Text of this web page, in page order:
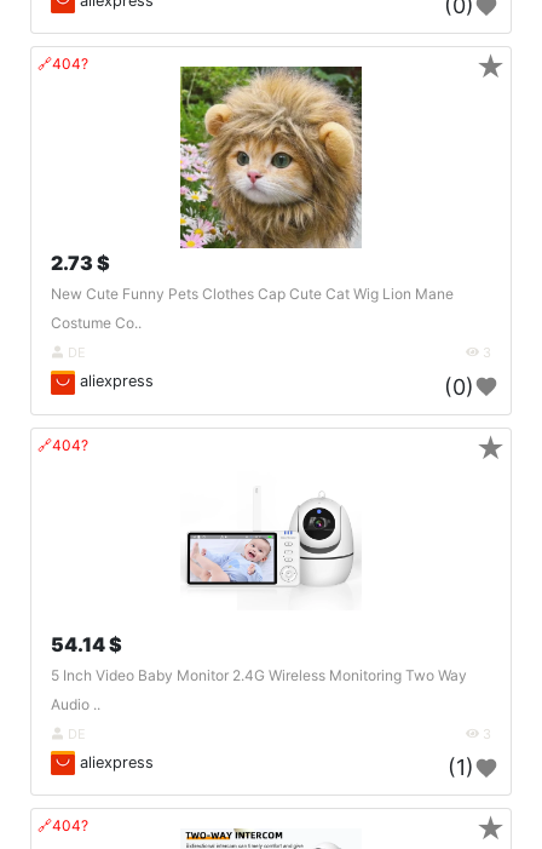
(0)
🔗404?
2.73 $
New Cute Funny Pets Clothes Cap Cute Cat Wig Lion Mane
Costume Co..
DE 3
aliexpress (0)
★
🔗404?
54.14 $
5 Inch Video Baby Monitor 2.4G Wireless Monitoring Two Way
Audio ..
DE 3
aliexpress (1)
★
🔗404? ★